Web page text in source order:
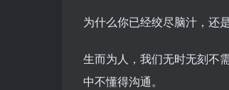
为什么你已经绞尽脑汁，还
生而为人，我们无时无刻不
中不懂得沟通。